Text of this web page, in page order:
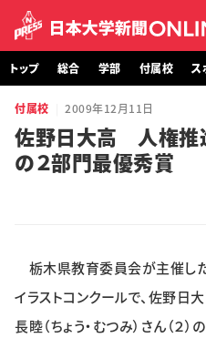
トップ
総合
スポーツ
トップ 総合 学部 付属校 ス
付属校 2009年12月11日
佐野日大高 人権推
の２部門最優秀賞
栃木県教育委員会が主催し
イラストコンクールで、佐野日
長睦（ちょう・むつみ）さん（２